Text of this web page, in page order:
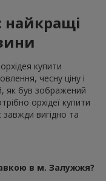
найкращі
купити
чесну ціну і
як був зображений
орхідеї купити
вигідно та
в м. Залужжя?